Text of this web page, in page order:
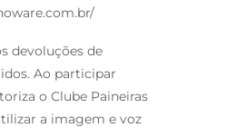
devoluções de
Ao participar
o Clube Paineiras
a imagem e voz